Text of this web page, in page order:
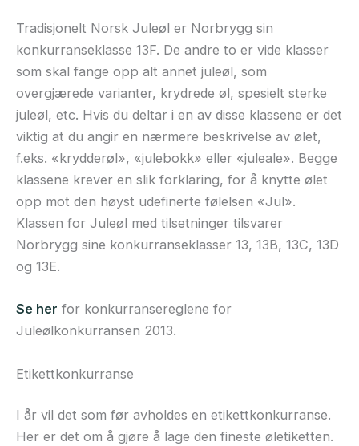
Tradisjonelt Norsk Juleøl er Norbrygg sin
konkurranseklasse 13F. De andre to er vide klasser
som skal fange opp alt annet juleøl, som
overgjærede varianter, krydrede øl, spesielt sterke
juleøl, etc. Hvis du deltar i en av disse klassene er det
viktig at du angir en nærmere beskrivelse av ølet,
f.eks. «krydderøl», «julebokk» eller «juleale». Begge
klassene krever en slik forklaring, for å knytte ølet
opp mot den høyst udefinerte følelsen «Jul».
Klassen for Juleøl med tilsetninger tilsvarer
Norbrygg sine konkurranseklasser 13, 13B, 13C, 13D
og 13E.
Se her for konkurransereglene for
Juleølkonkurransen 2013.
Etikettkonkurranse
I år vil det som før avholdes en etikettkonkurranse.
Her er det om å gjøre å lage den fineste øletiketten.